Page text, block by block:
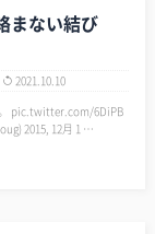
まない結び
2021.10.10
pic.twitter.com/6DiPB
hEDGV— ハナクソ動画 (@sinhanakusodoug) 2015, 12月 1 …